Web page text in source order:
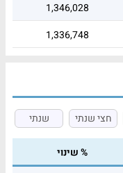
1,346,028
1,336,748
חצי שנתי שנתי
% שינוי